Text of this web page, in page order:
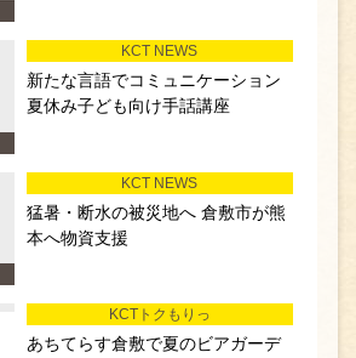
KCT NEWS
新たな言語でコミュニケーション
夏休み子ども向け手話講座
KCT NEWS
猛暑・断水の被災地へ 倉敷市が熊
本へ物資支援
KCTトクもりっ
あちてらす倉敷で夏のビアガーデ